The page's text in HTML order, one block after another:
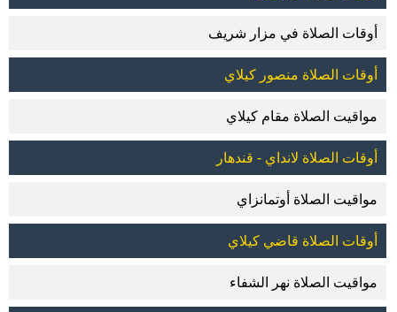
أوقات الصلاة في مزار شريف
أوقات الصلاة منصور كيلاي
مواقيت الصلاة مقام كيلاي
أوقات الصلاة لانداي - قندهار
مواقيت الصلاة أوتمانزاي
أوقات الصلاة قاضي كيلاي
مواقيت الصلاة نهر الشفاء